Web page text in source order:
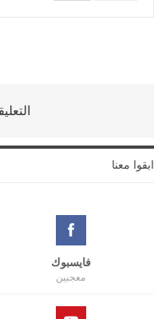
ابقوا معنا
فايسبوك
معجبين